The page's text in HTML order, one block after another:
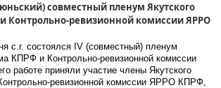
совместный пленум Якутского
Контрольно-ревизионной комиссии ЯРРО
с.г. состоялся IV (совместный) пленум
КПРФ и Контрольно-ревизионной комиссии
работе приняли участие члены Якутского
ревизионной комиссии ЯРРО КПРФ,